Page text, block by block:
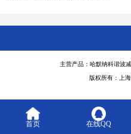
主营产品：哈默纳科谐波
版权所有：上
首页 在线QQ